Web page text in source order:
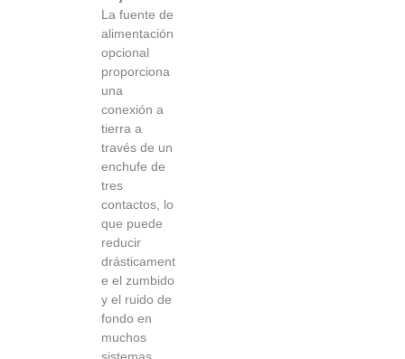
La fuente de
alimentación
opcional
proporciona
una
conexión a
tierra a
través de un
enchufe de
tres
contactos, lo
que puede
reducir
drásticament
e el zumbido
y el ruido de
fondo en
muchos